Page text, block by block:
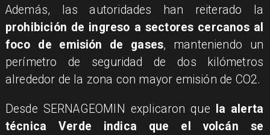
Además, las autoridades han reiterado la
prohibición de ingreso a sectores cercanos al
foco de emisión de gases, manteniendo un
perímetro de seguridad de dos kilómetros
alrededor de la zona con mayor emisión de CO2.
Desde SERNAGEOMIN explicaron que
la alerta
técnica Verde indica que el volcán se